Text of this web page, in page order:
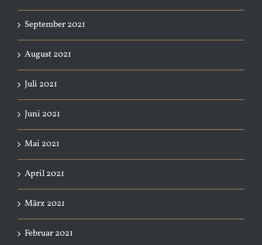
September 2021
August 2021
Juli 2021
Juni 2021
Mai 2021
April 2021
März 2021
Februar 2021